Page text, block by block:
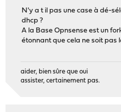
N'y a t il pas une case à dé-
dhcp ?
A la Base Opnsense est un
étonnant que cela ne soit pas
aider, bien sûre que oui
assister, certainement pas.